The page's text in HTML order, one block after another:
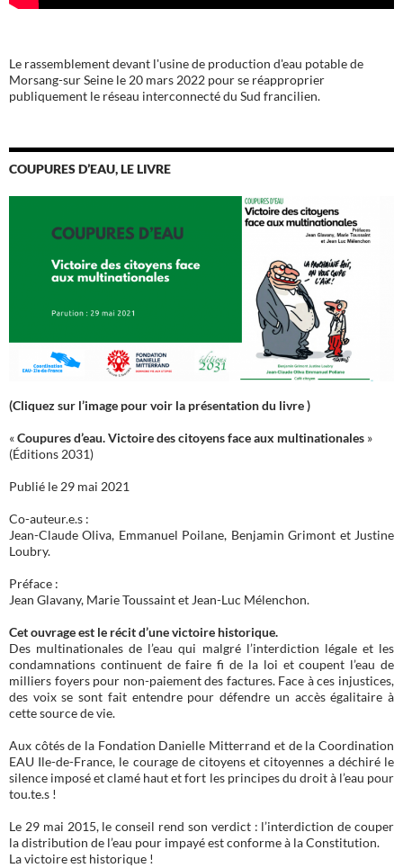
Le rassemblement devant l'usine de production d'eau potable de
Morsang-sur Seine le 20 mars 2022 pour se réapproprier
publiquement le réseau interconnecté du Sud francilien.
COUPURES D’EAU, LE LIVRE
(Cliquez sur l’image pour voir la présentation du livre )
«Coupures d’eau. Victoire des citoyens face aux multinationales »
(Éditions 2031)
Publié le 29 mai 2021
Co-auteur.e.s :
Jean-Claude Oliva, Emmanuel Poilane, Benjamin Grimont et Justine
Loubry.
Préface :
Jean Glavany, Marie Toussaint et Jean-Luc Mélenchon.
Cet ouvrage est le récit d’une victoire historique.
Des multinationales de l’eau qui malgré l’interdiction légale et les
condamnations continuent de faire fi de la loi et coupent l’eau de
milliers foyers pour non-paiement des factures. Face à ces injustices,
des voix se sont fait entendre pour défendre un accès égalitaire à
cette source de vie.
Aux côtés de la Fondation Danielle Mitterrand et de la Coordination
EAU Ile-de-France, le courage de citoyens et citoyennes a déchiré le
silence imposé et clamé haut et fort les principes du droit à l’eau pour
tou.te.s !
Le 29 mai 2015, le conseil rend son verdict : l’interdiction de couper
la distribution de l’eau pour impayé est conforme à la Constitution.
La victoire est historique !